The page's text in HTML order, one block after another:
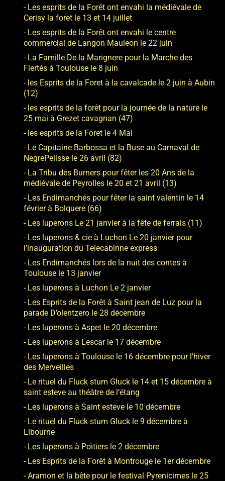
Les esprits de la Forêt ont envahi la médiévale de
Cerisy la foret le 13 et 14 juillet
Les esprits de la Forêt ont envahi le centre
commercial de Langon Mauleon le 22 juin
La Famille De la Marignere pour la Marche des
Fiertés à Toulouse le 8 juin
les Esprits de la Foret à la cavalcade le 2 juin à Aubin
(12)
les esprits de la forêt pour la journée de la nature le
25 mai à Grezet cavagnan (47)
les esprits de la Foret le 4 Mai
Le Capitaine Barbossa et la Buse au Carnaval de
NegrePelisse le 26 avril (82)
La Tribu des Burners pour fêter les 20 Ans de la
médiévale de Peyrolles le 20 et 21 avril (13)
Les Endimanchés pour fêter la saint valentin le 14
février à Bolquere (66)
Les luperons Le 21 janvier à la fête de ferrals (11)
Les luperons & cie à Luchon Le 20 janvier pour
l’inauguration du Telecabinne express
Les Endimanchés lors de la nuit des contes à
Toulouse le 13 janvier
Les luperons à Luchon Le 2 janvier
Les Esprits de la Forêt à Saint jean de Luz pour la
parade D’olentzero le 28 décembre
Les luperons à Aspet le 20 décembre
Les luperons à Lescar le 17 décembre
Les luperons à Toulouse le 16 décembre pour l’hiver
des Merveilles
Le rituel du Fluck stum Gluck le 14 et 15 décembre à
saint esteve au théâtre de l’étang
Les luperons à Saint esteve le 10 décembre
Le rituel du Fluck stum Gluck le 9 décembre à
Libourne
Les luperons à Poitiers le 2 décembre
Les Esprits de la Forêt à Montrouge le 1er décembre
Aramon et la bête pour le festival Pyrenicimes le 25